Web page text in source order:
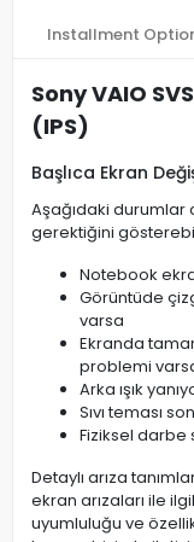
Installment
Sony VAIO
(IPS)
Başlıca Ekran
Aşağıdaki durumlar
gerektiğini
Notebook
Görüntüde
varsa
Ekranda
problemi
Arka ışık
Sıvı teması
Fiziksel darbe
Detaylı arıza
ekran arızaları ile
uyumluluğu ve